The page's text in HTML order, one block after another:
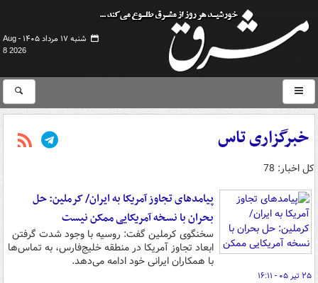
شنبه ۱۷ مرداد ۱۴۰۵ -
Aug
8 2026
خبرگزاری تاس
کل اخبار: 78
پیامدهای تجاوز آمریکا به ایران/ کرملین: حل
بحران با نسخه آمریکایی ممکن نیست
سخنگوی کرملین گفت: روسیه با وجود شدت گرفتن
ابعاد تجاوز آمریکا در منطقه خلیج‌فارس، به تماس‌ها
با همکاران ایرانی خود ادامه می‌دهد.
۲۵ تیر ۰۵ - ۱۶:۱۱